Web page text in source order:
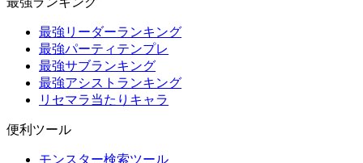
最強リーダーランキング
最強パーティテンプレ
最強サブランキング
最強アシストランキング
リセマラ当たりキャラ
便利ツール
モンスター検索ツール